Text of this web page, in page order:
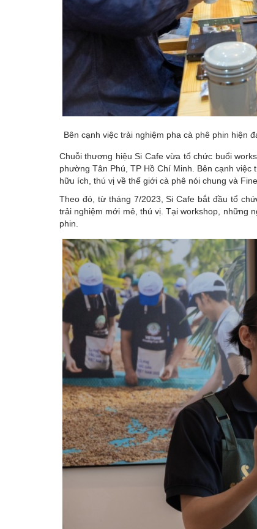
Bên cạnh việc trải nghiệm pha cà phê phin hiện
Chuỗi thương hiệu Si Cafe vừa tổ chức buổi
phường Tân Phú, TP Hồ Chí Minh. Bên cạnh
hữu ích, thú vị về thế giới cà phê nói chung và
Theo đó, từ tháng 7/2023, Si Cafe bắt đầu tổ
trải nghiệm mới mẻ, thú vị. Tại workshop, những
phin.